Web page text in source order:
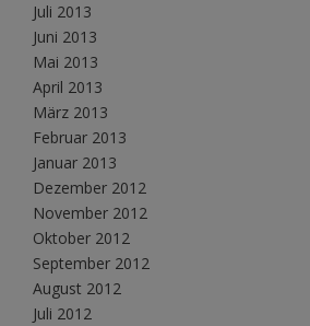
Juli 2013
Juni 2013
Mai 2013
April 2013
März 2013
Februar 2013
Januar 2013
Dezember 2012
November 2012
Oktober 2012
September 2012
August 2012
Juli 2012